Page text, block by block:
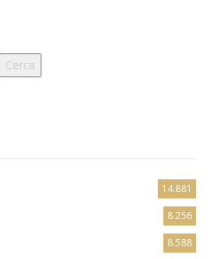
Cerca
14.881
8.256
8.588